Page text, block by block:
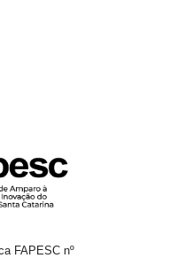
FAPESC nº